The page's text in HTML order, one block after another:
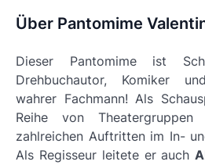
Über Pantomime
Dieser Pantomime ist
Drehbuchautor, Komiker
wahrer Fachmann! Als
Reihe von
zahlreichen Auftritten im In-
Als Regisseur leitete er auch